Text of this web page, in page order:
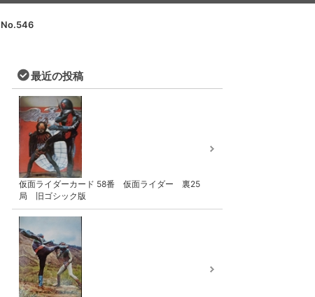
最近の投稿
仮面ライダーカード 58番 仮面ライダー 裏25
局 旧ゴシック版